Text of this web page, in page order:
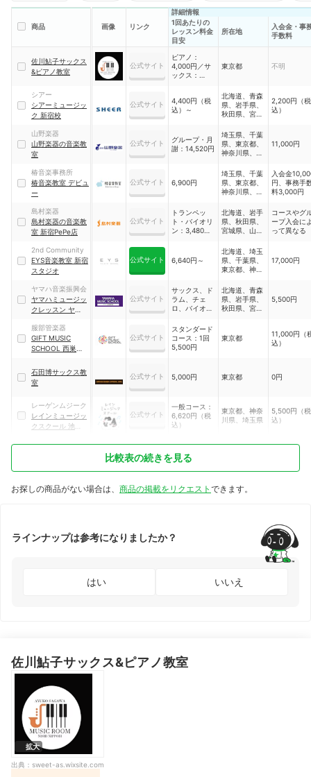
商品 画像 リンク
詳細情報
1回あたりの
レッスン料金
目安
所在地
入会金・事
手数料
佐川鮎子サックス
&ピアノ教室
公式サイト
ピアノ：
4,000円／サ
ックス：
東京都 不明
シアー
シアーミュージッ
ク 新宿校
公式サイト
4,400円（税
込）～
北海道、青森
県、岩手県、
秋田県、宮城
茨城県、栃木
県、群馬県、
埼玉県、千葉
県、東京都、
潟県、石川
県、長野県、
岐阜県、静岡
滋賀県、京都
府、大阪府、
兵庫県、奈良
県、岡山県、
広島県、香川
県、愛媛県、
福岡県、熊本
県、大分県、
鹿児島県、沖
縄県
2,200円（税
込）
山野楽器
山野楽器の音楽教
室
公式サイト
グループ・月
謝：14,520円
埼玉県、千葉
県、東京都、
神奈川県、大
11,000円
椿音楽事務所
椿音楽教室 デビュ
ー
公式サイト 6,900円
埼玉県、千葉
県、東京都、
神奈川県、京
府、奈良県、
兵庫県
入会金
円、事務手
料3,000円
島村楽器
島村楽器の音楽教
室 新宿PePe店
公式サイト
トランペッ
ト・バイオリ
ン：3,480円
3,025円など
北海道、岩手
県、秋田県、
宮城県、山形
茨城県、栃木
県、群馬県、
埼玉県、千葉
県、東京都、
潟県、石川
県、山梨県、
長野県、岐阜
県、滋賀県、
山県、鳥取
県、岡山県、
福岡県、佐賀
県、長崎県、
鹿児島県、沖
コースやグ
ープ入会に
って異なる
2nd Community
EYS音楽教室 新宿
スタジオ
公式サイト 6,640円～
北海道、埼玉
県、千葉県、
東京都、神奈
県、愛知県、
京都府、大阪
府、兵庫県、
宮崎県
17,000円
ヤマハ音楽振興会
ヤマハミュージッ
クレッスン ヤマハ
公式サイト
サックス、ド
ラム、チェ
ロ、バイオリ
3,117円～／
はじめてピア
ノ：2,250円
～／大人のピ
～など
北海道、青森
県、岩手県、
秋田県、宮城
県、栃木県、
群馬県、埼玉
県、石川県、
岐阜県、静岡
県、愛知県、
三重県、滋賀
大阪府、兵庫
取県、島根
広島県、山口
熊本県、大分
5,500円
服部管楽器
GIFT MUSIC
SCHOOL 西巣鴨
公式サイト
スタンダード
コース：1回
5,500円
東京都
11,000円（
込）
石田博サックス教
室
公式サイト 5,000円 東京都 0円
レーゲンムジーク
レインミュージッ
クスクール 池袋教
公式サイト
一般コース：
6,620円（税
込）
東京都、神奈
川県、埼玉県
5,500円（税
込）
比較表の続きを見る
お探しの商品がない場合は、 商品の掲載をリクエスト できます。
ラインナップは参考になりましたか？
はい いいえ
佐川鮎子サックス&ピアノ教室
拡大
出典： sweet-as.wixsite.com